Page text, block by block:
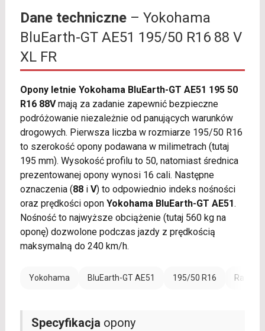
Dane techniczne– Yokohama
BluEarth-GT AE51 195/50 R16 88 V
XL FR
Opony letnie Yokohama BluEarth-GT AE51 195 50
R16 88Vmają za zadanie zapewnić bezpieczne
podróżowanie niezależnie od panujących warunków
drogowych. Pierwsza liczba w rozmiarze 195/50 R16
to szerokość opony podawana w milimetrach (tutaj
195 mm). Wysokość profilu to 50, natomiast średnica
prezentowanej opony wynosi 16 cali. Następne
oznaczenia (88i V) to odpowiednio indeks nośności
oraz prędkości opon Yokohama BluEarth-GT AE51.
Nośność to najwyższe obciążenie (tutaj 560 kg na
oponę) dozwolone podczas jazdy z prędkością
maksymalną do 240 km/h.
Yokohama BluEarth-GT AE51 195/50 R16 Rant
Specyfikacja opony